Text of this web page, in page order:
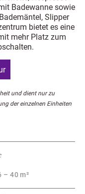
Badewanne sowie
Slipper
bietet es eine
mehr Platz zum
und dient nur zu
der einzelnen Einheiten
– 40 m²